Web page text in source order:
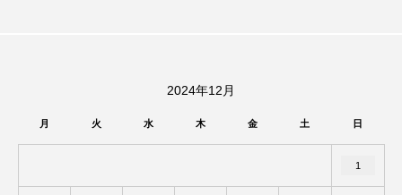
2024年12月
月 火 水 木 金 土 日
1